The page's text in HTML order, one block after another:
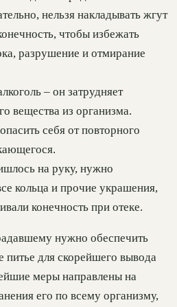
нельзя накладывать жгут
чтобы избежать
разрушение и отмирание
– он затрудняет
вещества из организма.
себя от повторного
на руку, нужно
кольца и прочие украшения,
конечность при отеке.
нужно обеспечить
для скорейшего вывода
меры направлены на
его по всему организму,